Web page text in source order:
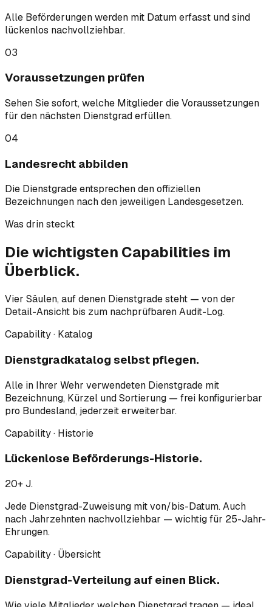
Alle Beförderungen werden mit Datum erfasst und sind
lückenlos nachvollziehbar.
03
Voraussetzungen prüfen
Sehen Sie sofort, welche Mitglieder die Voraussetzungen
für den nächsten Dienstgrad erfüllen.
04
Landesrecht abbilden
Die Dienstgrade entsprechen den offiziellen
Bezeichnungen nach den jeweiligen Landesgesetzen.
Was drin steckt
Die wichtigsten Capabilities im
Überblick.
Vier Säulen, auf denen Dienstgrade steht — von der
Detail-Ansicht bis zum nachprüfbaren Audit-Log.
Capability · Katalog
Dienstgradkatalog selbst pflegen.
Alle in Ihrer Wehr verwendeten Dienstgrade mit
Bezeichnung, Kürzel und Sortierung — frei konfigurierbar
pro Bundesland, jederzeit erweiterbar.
Capability · Historie
Lückenlose Beförderungs-Historie.
20+ J.
Jede Dienstgrad-Zuweisung mit von/bis-Datum. Auch
nach Jahrzehnten nachvollziehbar — wichtig für 25-Jahr-
Ehrungen.
Capability · Übersicht
Dienstgrad-Verteilung auf einen Blick.